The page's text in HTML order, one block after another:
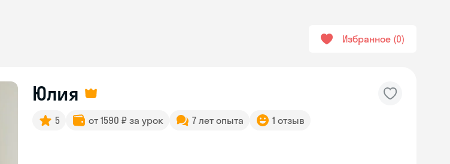
Избранное 0
Юлия
5 от 1590 ₽ за урок 7 лет опыта 1 отзыв